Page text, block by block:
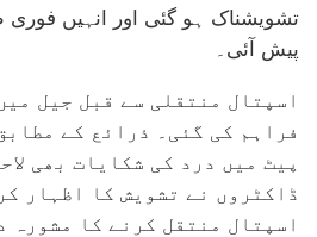
تشویشناک ہو گئی اور انہیں
پیش آئی۔
اسپتال منتقلی سے قبل جیل
فراہم کی گئی۔ ذرائع کے
پیٹ میں درد کی شکایات بھی
ڈاکٹروں نے تشویش کا اظہار
اسپتال منتقل کرنے کا مشورہ